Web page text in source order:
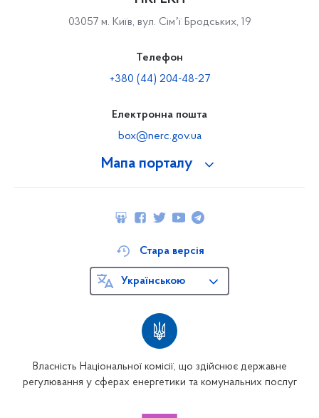
Мапа порталу
03057 м. Київ, вул. Сімʼї Бродських, 19
Телефон
+380 (44) 204-48-27
Електронна пошта
box@nerc.gov.ua
Власність Національної комісії, що здійснює державне
регулювання у сферах енергетики та комунальних послуг
Стара версія
Українською